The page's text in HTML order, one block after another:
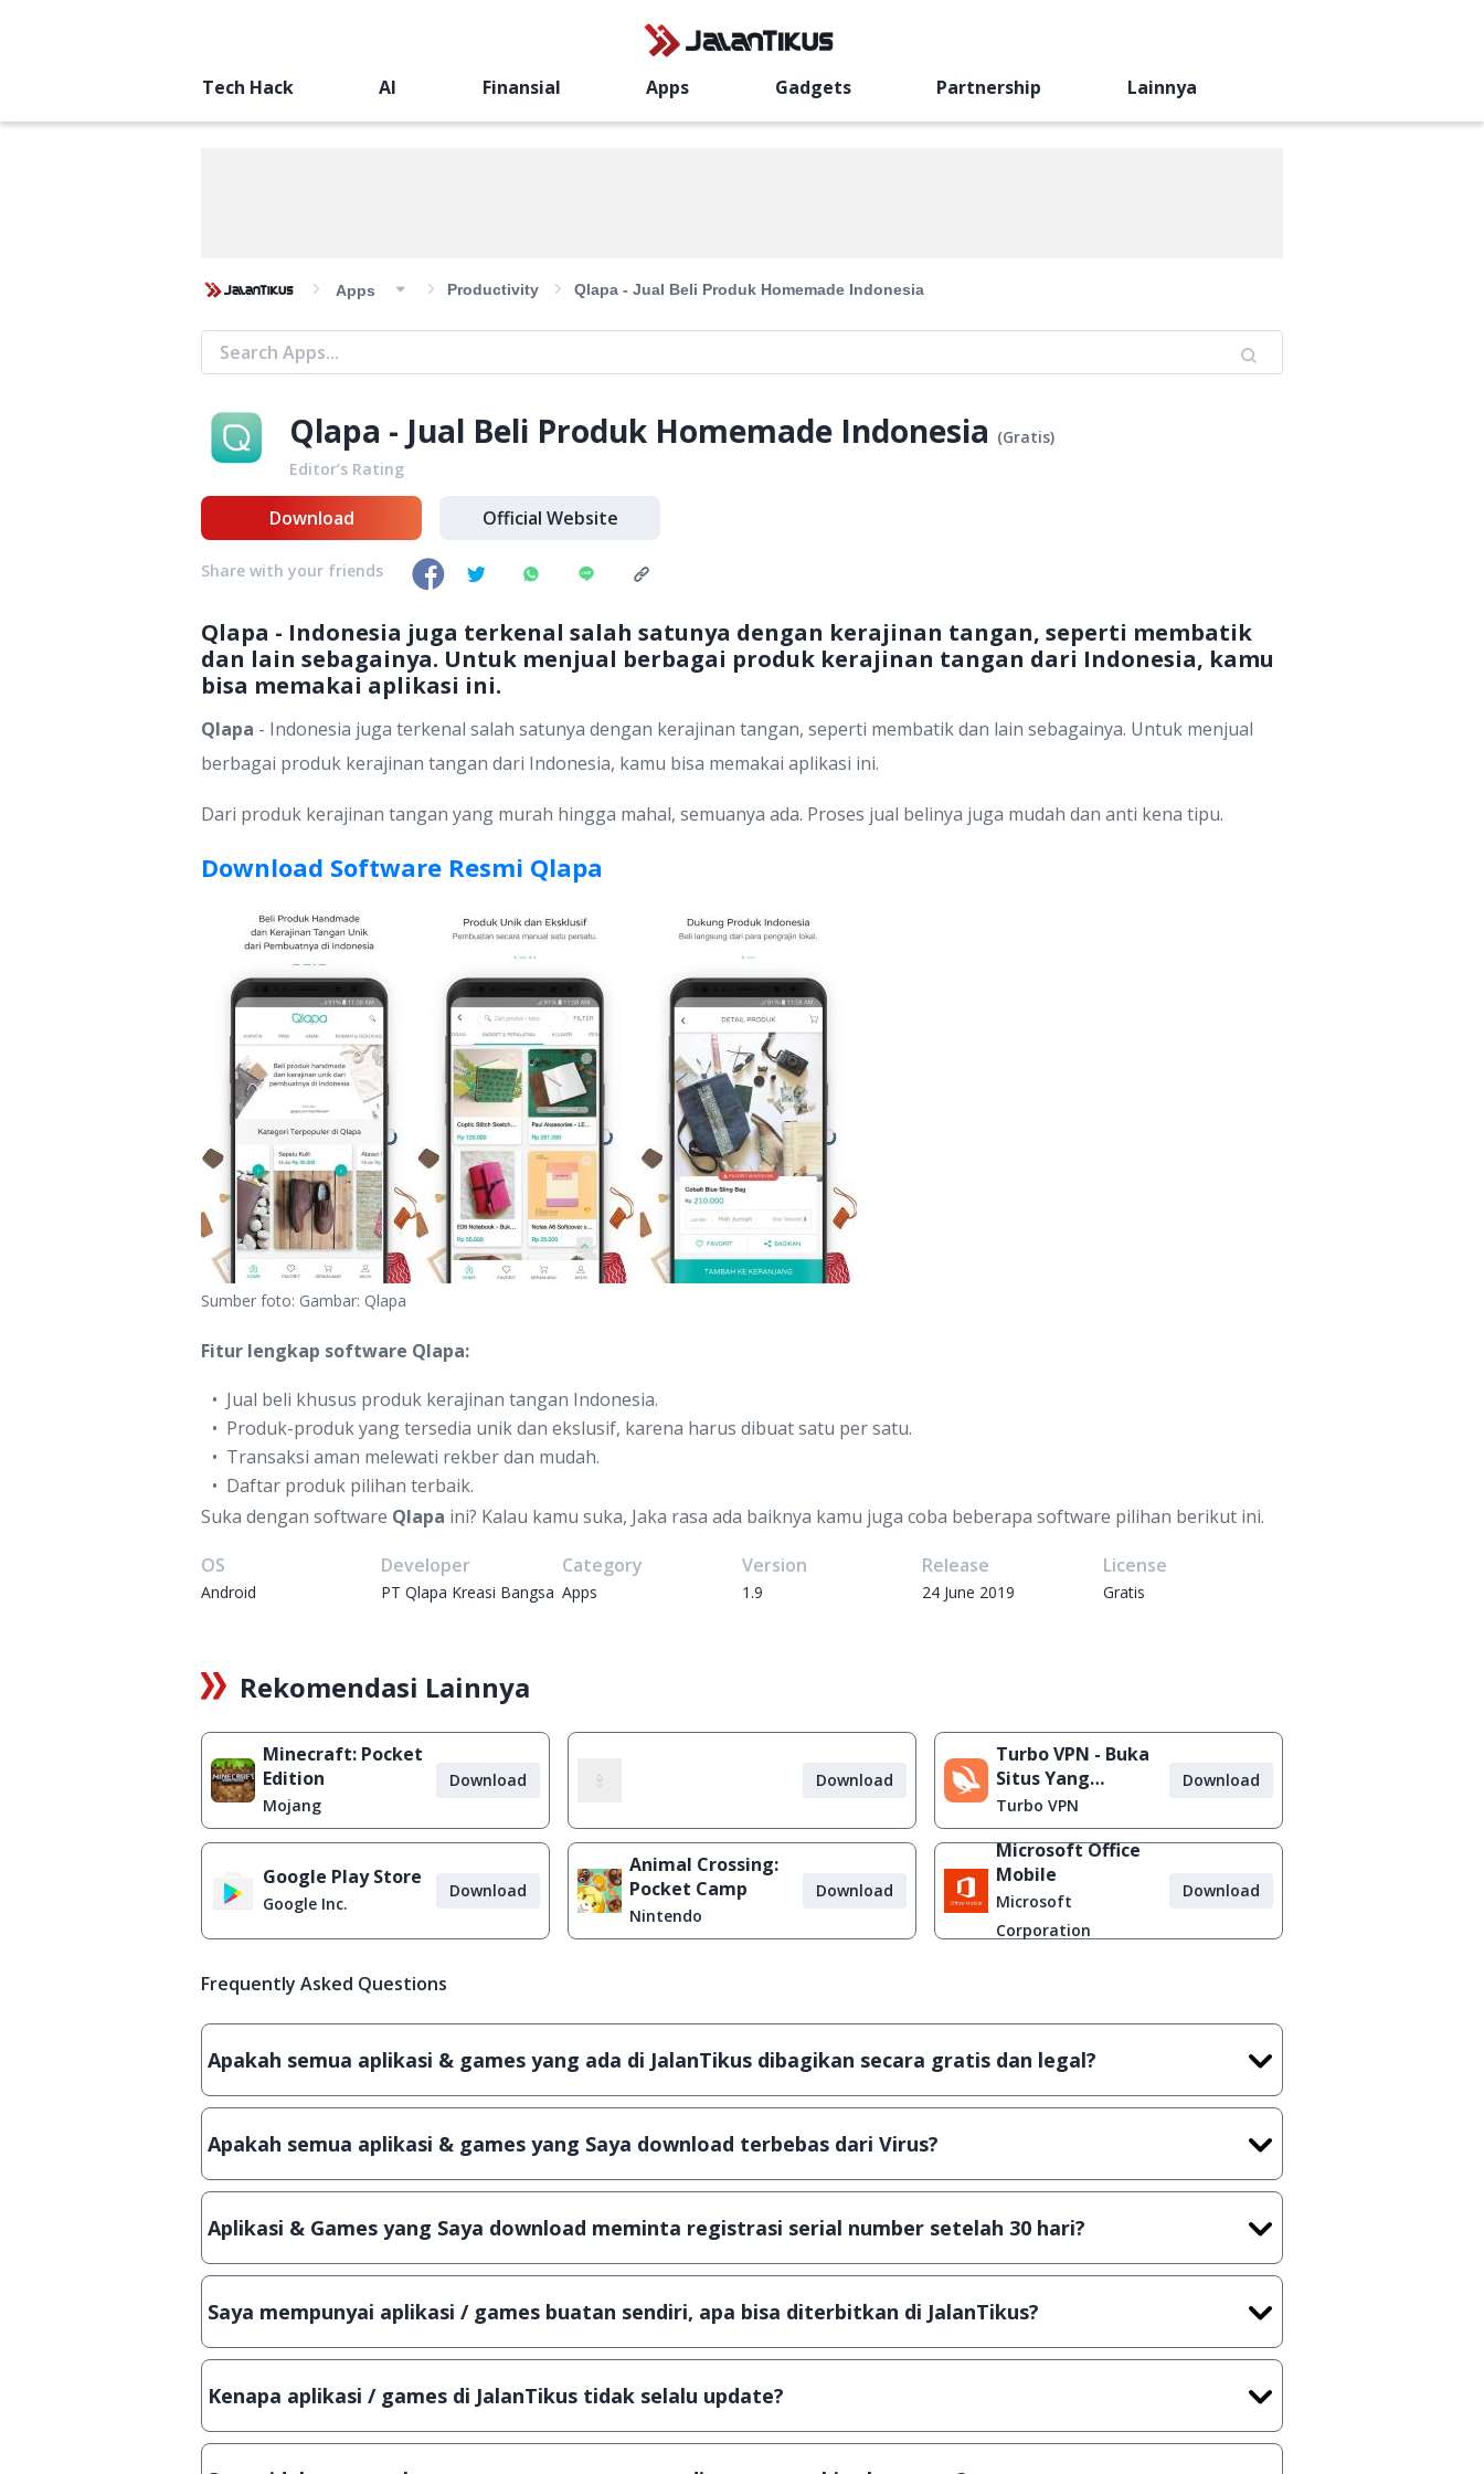
Tech Hack AI Finansial Apps Gadgets Partnership Lainnya
Apps Productivity Qlapa - Jual Beli Produk Homemade Indonesia
Qlapa - Jual Beli Produk Homemade Indonesia (Gratis)
Editor’s Rating
Qlapa - Indonesia juga terkenal salah satunya dengan kerajinan tangan, seperti membatik
dan lain sebagainya. Untuk menjual berbagai produk kerajinan tangan dari Indonesia, kamu
bisa memakai aplikasi ini.
Qlapa - Indonesia juga terkenal salah satunya dengan kerajinan tangan, seperti membatik dan lain sebagainya. Untuk menjual
berbagai produk kerajinan tangan dari Indonesia, kamu bisa memakai aplikasi ini.
Dari produk kerajinan tangan yang murah hingga mahal, semuanya ada. Proses jual belinya juga mudah dan anti kena tipu.
Download Software Resmi Qlapa
Sumber foto: Gambar: Qlapa
Fitur lengkap software Qlapa:
Jual beli khusus produk kerajinan tangan Indonesia.
Produk-produk yang tersedia unik dan ekslusif, karena harus dibuat satu per satu.
Transaksi aman melewati rekber dan mudah.
Daftar produk pilihan terbaik.
Suka dengan software Qlapa ini? Kalau kamu suka, Jaka rasa ada baiknya kamu juga coba beberapa software pilihan berikut ini.
OS
Android
Developer
PT Qlapa Kreasi Bangsa
Category
Apps
Version
1.9
Release
24 June 2019
License
Gratis
Download Official Website
Share with your friends
Rekomendasi Lainnya
Minecraft: Pocket
Edition
Mojang
Download Download
Turbo VPN - Buka
Situs Yang
Diblokir
Turbo VPN
Download
Google Play Store
Google Inc.
Download
Animal Crossing:
Pocket Camp
Nintendo
Download
Microsoft Office
Mobile
Microsoft
Corporation
Download
Frequently Asked Questions
Apakah semua aplikasi & games yang ada di JalanTikus dibagikan secara gratis dan legal?
Ya, JalanTikus hanya membagikan aplikasi & games yang gratis (Freeware) dan legal, dalam artian tidak (bajakan) hasil crack,
Apakah semua aplikasi & games yang Saya download terbebas dari Virus?
Ya, JalanTikus selalu melakukan scanning dengan 3 jenis Antivirus (Kaspersky, AVG & Avast) sebelum menerbitkan suatu
Aplikasi & Games yang Saya download meminta registrasi serial number setelah 30 hari?
Meskipun dibagikan secara gratis, namun ada beberapa aplikasi & games yang dibagikan secara Shareware, dalam arti hanya
Saya mempunyai aplikasi / games buatan sendiri, apa bisa diterbitkan di JalanTikus?
Tentu saja bisa. Silahkan kirim email keinfo@jalantikus.comdengan menyertakan Nama Aplikasi/Games, Deskripsi serta
Kenapa aplikasi / games di JalanTikus tidak selalu update?
Demi menjaga kualitas aplikasi dan games yang ada di JalanTikus, hingga saat ini kita masih melakukan upload-download